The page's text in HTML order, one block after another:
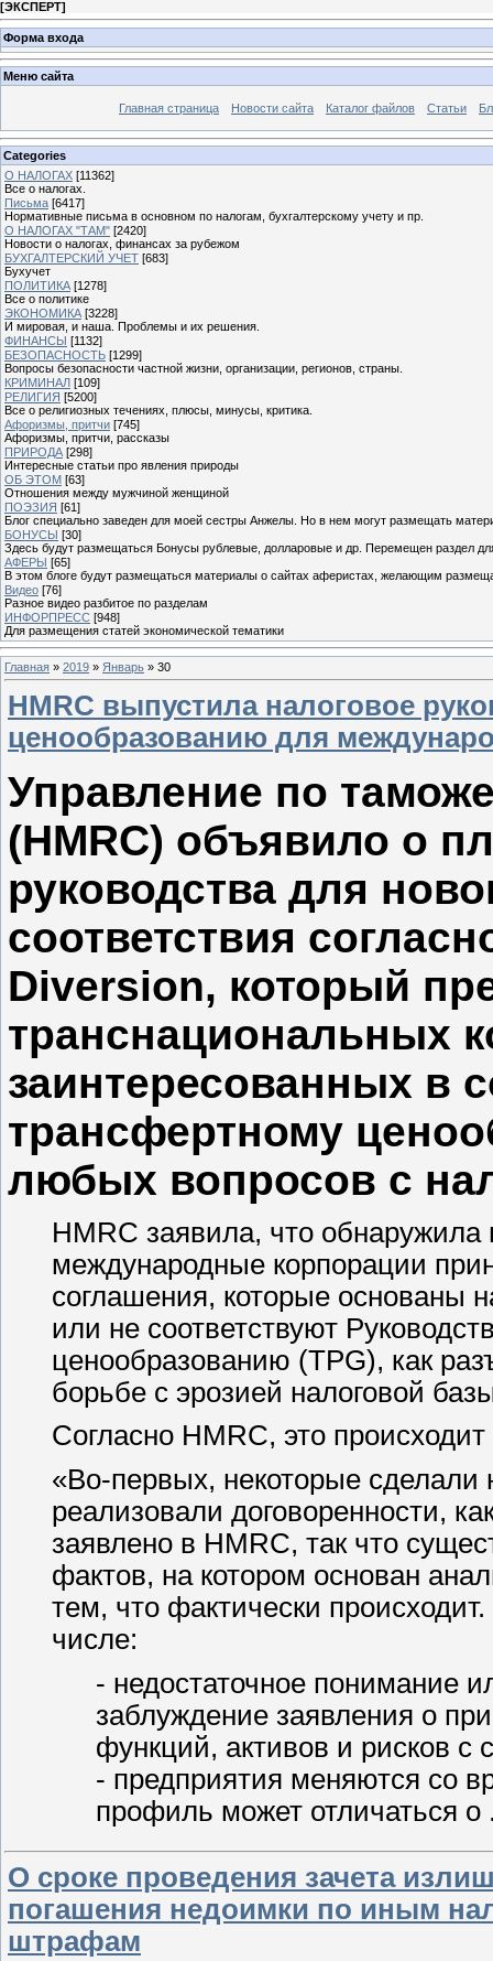
[ЭКСПЕРТ]
Форма входа
Меню сайта
Главная страница Новости сайта Каталог файлов Статьи
Categories
О НАЛОГАХ [11362]
Все о налогах.
Письма [6417]
Нормативные письма в основном по налогам, бухгалтерскому учету и пр.
О НАЛОГАХ "ТАМ" [2420]
Новости о налогах, финансах за рубежом
БУХГАЛТЕРСКИЙ УЧЕТ [683]
Бухучет
ПОЛИТИКА [1278]
Все о политике
ЭКОНОМИКА [3228]
И мировая, и наша. Проблемы и их решения.
ФИНАНСЫ [1132]
БЕЗОПАСНОСТЬ [1299]
Вопросы безопасности частной жизни, организации, регионов, страны.
КРИМИНАЛ [109]
РЕЛИГИЯ [5200]
Все о религиозных течениях, плюсы, минусы, критика.
Афоризмы, притчи [745]
Афоризмы, притчи, рассказы
ПРИРОДА [298]
Интересные статьи про явления природы
ОБ ЭТОМ [63]
Отношения между мужчиной женщиной
ПОЭЗИЯ [61]
Блог специально заведен для моей сестры Анжелы. Но в нем могут размещать
БОНУСЫ [30]
Здесь будут размещаться Бонусы рублевые, долларовые и др. Перемещен раздел
АФЕРЫ [65]
В этом блоге будут размещаться материалы о сайтах аферистах, желающим
Видео [76]
Разное видео разбитое по разделам
ИНФОРПРЕСС [948]
Для размещения статей экономической тематики
Главная » 2019 » Январь » 30
HMRC выпустила налоговое
ценообразованию для
Управление по
(HMRC) объявило о
руководства для
соответствия
Diversion, который
транснациональных
заинтересованных в
трансфертному
любых вопросов с
HMRC заявила, что обнаружила
международные корпорации
соглашения, которые основаны
или не соответствуют
ценообразованию (TPG), как
борьбе с эрозией налоговой
Согласно HMRC, это
«Во-первых, некоторые
реализовали договоренности,
заявлено в HMRC, так что
фактов, на котором основан
тем, что фактически
числе:
- недостаточное понимание
заблуждение заявления о
функций, активов и рисков с
- предприятия меняются со
профиль может отличаться о
О сроке проведения зачета
погашения недоимки по иным
штрафам